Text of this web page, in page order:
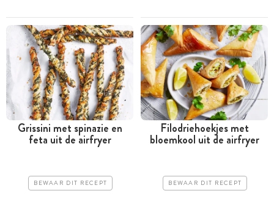
Grissini met spinazie en
feta uit de airfryer
BEWAAR DIT RECEPT
Filodriehoekjes met
bloemkool uit de airfryer
BEWAAR DIT RECEPT